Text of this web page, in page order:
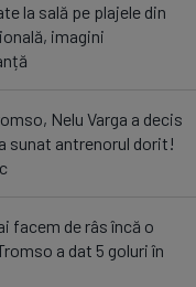
la sală pe plajele din
imagini
Nelu Varga a decis
sunat antrenorul dorit!
facem de râs încă o
a dat 5 goluri în